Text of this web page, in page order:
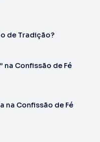
de Tradição?
na Confissão de Fé
na Confissão de Fé